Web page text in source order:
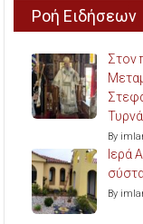
Ροή Ειδήσεων
Στον
By
Ιερά
By